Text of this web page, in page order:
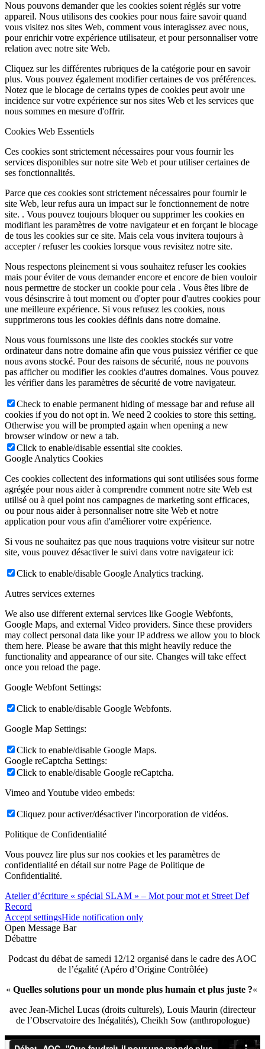
Nous pouvons demander que les cookies soient réglés sur votre
appareil. Nous utilisons des cookies pour nous faire savoir quand
vous visitez nos sites Web, comment vous interagissez avec nous,
pour enrichir votre expérience utilisateur, et pour personnaliser votre
relation avec notre site Web.
Cliquez sur les différentes rubriques de la catégorie pour en savoir
plus. Vous pouvez également modifier certaines de vos préférences.
Notez que le blocage de certains types de cookies peut avoir une
incidence sur votre expérience sur nos sites Web et les services que
nous sommes en mesure d'offrir.
Cookies Web Essentiels
Ces cookies sont strictement nécessaires pour vous fournir les
services disponibles sur notre site Web et pour utiliser certaines de
ses fonctionnalités.
Parce que ces cookies sont strictement nécessaires pour fournir le
site Web, leur refus aura un impact sur le fonctionnement de notre
site. . Vous pouvez toujours bloquer ou supprimer les cookies en
modifiant les paramètres de votre navigateur et en forçant le blocage
de tous les cookies sur ce site. Mais cela vous invitera toujours à
accepter / refuser les cookies lorsque vous revisitez notre site.
Nous respectons pleinement si vous souhaitez refuser les cookies
mais pour éviter de vous demander encore et encore de bien vouloir
nous permettre de stocker un cookie pour cela . Vous êtes libre de
vous désinscrire à tout moment ou d'opter pour d'autres cookies pour
une meilleure expérience. Si vous refusez les cookies, nous
supprimerons tous les cookies définis dans notre domaine.
Nous vous fournissons une liste des cookies stockés sur votre
ordinateur dans notre domaine afin que vous puissiez vérifier ce que
nous avons stocké. Pour des raisons de sécurité, nous ne pouvons
pas afficher ou modifier les cookies d'autres domaines. Vous pouvez
les vérifier dans les paramètres de sécurité de votre navigateur.
Check to enable permanent hiding of message bar and refuse all
cookies if you do not opt in. We need 2 cookies to store this setting.
Otherwise you will be prompted again when opening a new
browser window or new a tab.
Click to enable/disable essential site cookies.
Google Analytics Cookies
Ces cookies collectent des informations qui sont utilisées sous forme
agrégée pour nous aider à comprendre comment notre site Web est
utilisé ou à quel point nos campagnes de marketing sont efficaces,
ou pour nous aider à personnaliser notre site Web et notre
application pour vous afin d'améliorer votre expérience.
Si vous ne souhaitez pas que nous traquions votre visiteur sur notre
site, vous pouvez désactiver le suivi dans votre navigateur ici:
Click to enable/disable Google Analytics tracking.
Autres services externes
We also use different external services like Google Webfonts,
Google Maps, and external Video providers. Since these providers
may collect personal data like your IP address we allow you to block
them here. Please be aware that this might heavily reduce the
functionality and appearance of our site. Changes will take effect
once you reload the page.
Google Webfont Settings:
Click to enable/disable Google Webfonts.
Google Map Settings:
Click to enable/disable Google Maps.
Google reCaptcha Settings:
Click to enable/disable Google reCaptcha.
Vimeo and Youtube video embeds:
Cliquez pour activer/désactiver l'incorporation de vidéos.
Politique de Confidentialité
Vous pouvez lire plus sur nos cookies et les paramètres de
confidentialité en détail sur notre Page de Politique de
Confidentialité.
Atelier d’écriture « spécial SLAM » – Mot pour mot et Street Def
Record
Accept settingsHide notification only
Open Message Bar
Débattre
Podcast du débat de samedi 12/12 organisé dans le cadre des AOC
de l’égalité (Apéro d’Origine Contrôlée)
« Quelles solutions pour un monde plus humain et plus juste ?«
avec Jean-Michel Lucas (droits culturels), Louis Maurin (directeur
de l’Observatoire des Inégalités), Cheikh Sow (anthropologue)